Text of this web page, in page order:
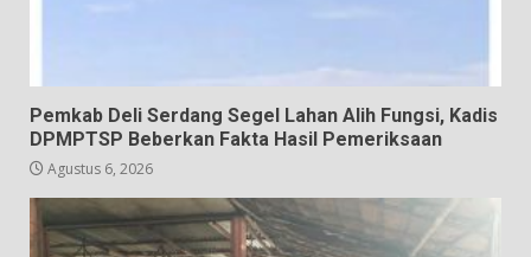
Pemkab Deli Serdang Segel Lahan Alih Fungsi, Kadis
DPMPTSP Beberkan Fakta Hasil Pemeriksaan
Agustus 6, 2026